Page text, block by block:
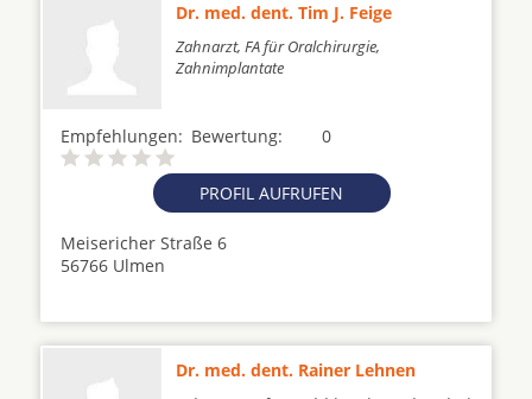
Dr. med. dent. Tim J. Feige
Zahnarzt, FA für Oralchirurgie,
Zahnimplantate
Empfehlungen: 0
Bewertung:
PROFIL AUFRUFEN
Meisericher Straße 6
56766 Ulmen
Dr. med. dent. Rainer Lehnen